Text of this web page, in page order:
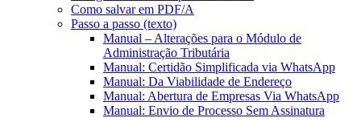
Como salvar em PDF/A
Passo a passo (texto)
Manual – Alterações para o Módulo de
Administração Tributária
Manual: Certidão Simplificada via WhatsApp
Manual: Da Viabilidade de Endereço
Manual: Abertura de Empresas Via WhatsApp
Manual: Envio de Processo Sem Assinatura